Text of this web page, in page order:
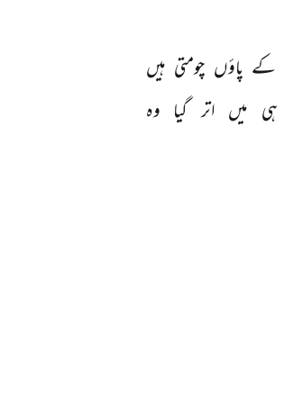
کے پاؤں چومتی ہیں
ہی میں اتر گیا وہ